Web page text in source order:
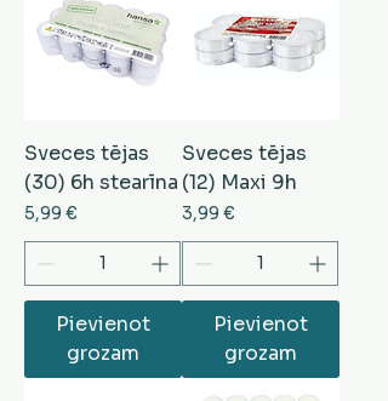
Sveces tējas
(30) 6h stearīna
Cena
5,99 €
Pievienot
grozam
Sveces tējas
(12) Maxi 9h
Cena
3,99 €
Pievienot
grozam